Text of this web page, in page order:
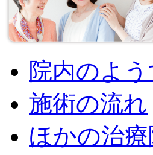
院内のよう
施術の流れ
ほかの治